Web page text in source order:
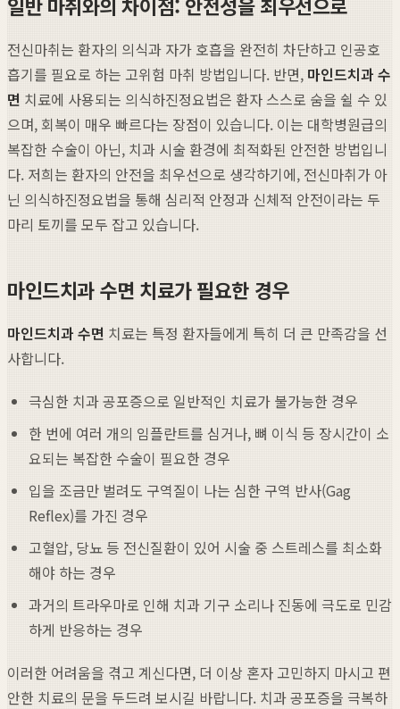
전신마취는 환자의 의식과 자가 호흡을 완전히 차단하고 인공호
흡기를 필요로 하는 고위험 마취 방법입니다. 반면, 마인드치과 수
면 치료에 사용되는 의식하진정요법은 환자 스스로 숨을 쉴 수 있
으며, 회복이 매우 빠르다는 장점이 있습니다. 이는 대학병원급의
복잡한 수술이 아닌, 치과 시술 환경에 최적화된 안전한 방법입니
다. 저희는 환자의 안전을 최우선으로 생각하기에, 전신마취가 아
닌 의식하진정요법을 통해 심리적 안정과 신체적 안전이라는 두
마리 토끼를 모두 잡고 있습니다.
마인드치과 수면 치료가 필요한 경우
마인드치과 수면 치료는 특정 환자들에게 특히 더 큰 만족감을 선
사합니다.
극심한 치과 공포증으로 일반적인 치료가 불가능한 경우
한 번에 여러 개의 임플란트를 심거나, 뼈 이식 등 장시간이 소
요되는 복잡한 수술이 필요한 경우
입을 조금만 벌려도 구역질이 나는 심한 구역 반사(Gag
Reflex)를 가진 경우
고혈압, 당뇨 등 전신질환이 있어 시술 중 스트레스를 최소화
해야 하는 경우
과거의 트라우마로 인해 치과 기구 소리나 진동에 극도로 민감
하게 반응하는 경우
이러한 어려움을 겪고 계신다면, 더 이상 혼자 고민하지 마시고 편
안한 치료의 문을 두드려 보시길 바랍니다. 치과 공포증을 극복하